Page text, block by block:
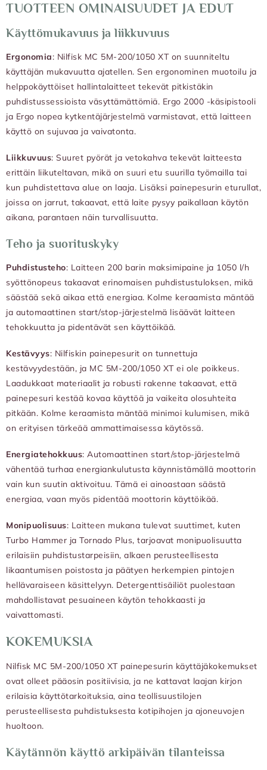
TUOTTEEN OMINAISUUDET JA EDUT
Käyttömukavuus ja liikkuvuus
Ergonomia: Nilfisk MC 5M-200/1050 XT on suunniteltu
käyttäjän mukavuutta ajatellen. Sen ergonominen muotoilu ja
helppokäyttöiset hallintalaitteet tekevät pitkistäkin
puhdistussessioista väsyttämättömiä. Ergo 2000 -käsipistooli
ja Ergo nopea kytkentäjärjestelmä varmistavat, että laitteen
käyttö on sujuvaa ja vaivatonta.
Liikkuvuus: Suuret pyörät ja vetokahva tekevät laitteesta
erittäin liikuteltavan, mikä on suuri etu suurilla työmailla tai
kun puhdistettava alue on laaja. Lisäksi painepesurin eturullat,
joissa on jarrut, takaavat, että laite pysyy paikallaan käytön
aikana, parantaen näin turvallisuutta.
Teho ja suorituskyky
Puhdistusteho: Laitteen 200 barin maksimipaine ja 1050 l/h
syöttönopeus takaavat erinomaisen puhdistustuloksen, mikä
säästää sekä aikaa että energiaa. Kolme keraamista mäntää
ja automaattinen start/stop-järjestelmä lisäävät laitteen
tehokkuutta ja pidentävät sen käyttöikää.
Kestävyys: Nilfiskin painepesurit on tunnettuja
kestävyydestään, ja MC 5M-200/1050 XT ei ole poikkeus.
Laadukkaat materiaalit ja robusti rakenne takaavat, että
painepesuri kestää kovaa käyttöä ja vaikeita olosuhteita
pitkään. Kolme keraamista mäntää minimoi kulumisen, mikä
on erityisen tärkeää ammattimaisessa käytössä.
Energiatehokkuus: Automaattinen start/stop-järjestelmä
vähentää turhaa energiankulutusta käynnistämällä moottorin
vain kun suutin aktivoituu. Tämä ei ainoastaan säästä
energiaa, vaan myös pidentää moottorin käyttöikää.
Monipuolisuus: Laitteen mukana tulevat suuttimet, kuten
Turbo Hammer ja Tornado Plus, tarjoavat monipuolisuutta
erilaisiin puhdistustarpeisiin, alkaen perusteellisesta
likaantumisen poistosta ja päätyen herkempien pintojen
hellävaraiseen käsittelyyn. Detergenttisäiliöt puolestaan
mahdollistavat pesuaineen käytön tehokkaasti ja
vaivattomasti.
KOKEMUKSIA
Nilfisk MC 5M-200/1050 XT painepesurin käyttäjäkokemukset
ovat olleet pääosin positiivisia, ja ne kattavat laajan kirjon
erilaisia käyttötarkoituksia, aina teollisuustilojen
perusteellisesta puhdistuksesta kotipihojen ja ajoneuvojen
huoltoon.
Käytännön käyttö arkipäivän tilanteissa